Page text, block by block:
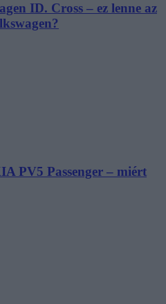
ID. Cross – ez lenne az
PV5 Passenger – miért